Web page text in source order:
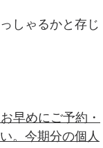
しゃるかと存じ
早めにご予約・
。今期分の個人